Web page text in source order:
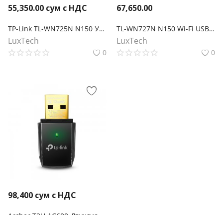
55,350.00 сум с НДС
TP-Link TL-WN725N N150 Ультракомпактный Wi-Fi USB‑адаптер
LuxTech
0
67,650.00
TL-WN727N N150 Wi-Fi USB-адаптер
LuxTech
0
98,400 сум с НДС